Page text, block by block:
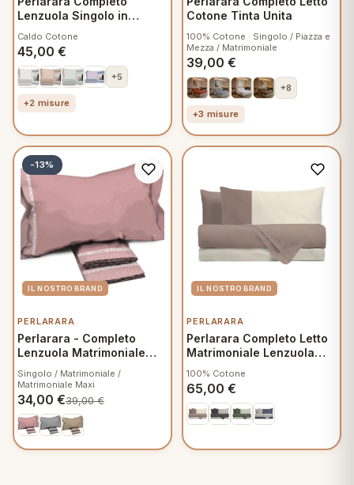
Lenzuola Singolo in
Bicolor
Caldo Cotone
45,00 €
+5
+2 misure
Cotone Tinta Unita
100% Cotone · Singolo / Piazza e
Mezza / Matrimoniale
39,00 €
+8
+3 misure
-13%
PERLARARA
Perlarara - Completo
Lenzuola Matrimoniale
250x295 cm in Flanella -
Crono V905 Rosa
Singolo / Matrimoniale /
Matrimoniale Maxi
34,00 €39,00€
PERLARARA
Perlarara Completo Letto
Matrimoniale Lenzuola
Sabbia
100% Cotone
65,00 €